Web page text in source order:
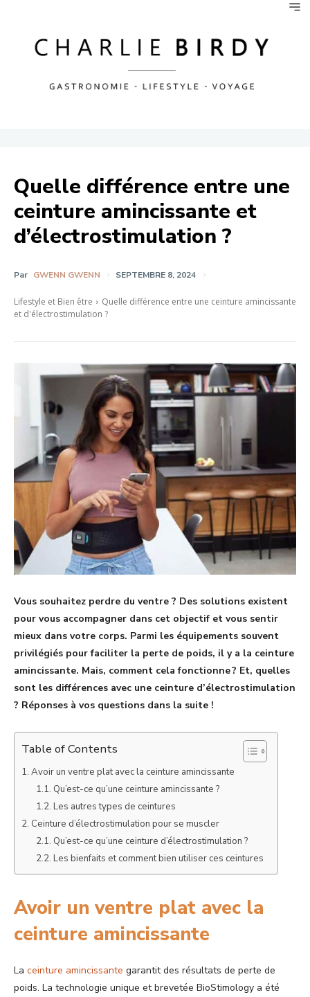
Quelle différence entre une
ceinture amincissante et
d’électrostimulation ?
Par GWENN GWENN SEPTEMBRE 8, 2024
Lifestyle et Bien être
Quelle différence entre une ceinture amincissante
et d'électrostimulation ?
Vous souhaitez perdre du ventre ? Des solutions existent
pour vous accompagner dans cet objectif et vous sentir
mieux dans votre corps. Parmi les équipements souvent
privilégiés pour faciliter la perte de poids, il y a la ceinture
amincissante. Mais, comment cela fonctionne ? Et, quelles
sont les différences avec une ceinture d’électrostimulation
? Réponses à vos questions dans la suite !
Table of Contents
Avoir un ventre plat avec la ceinture amincissante
Qu’est-ce qu’une ceinture amincissante ?
Les autres types de ceintures
Ceinture d’électrostimulation pour se muscler
Qu’est-ce qu’une ceinture d’électrostimulation ?
Les bienfaits et comment bien utiliser ces ceintures
Avoir un ventre plat avec la
ceinture amincissante
La ceinture amincissante garantit des résultats de perte de
poids. La technologie unique et brevetée BioStimology a été